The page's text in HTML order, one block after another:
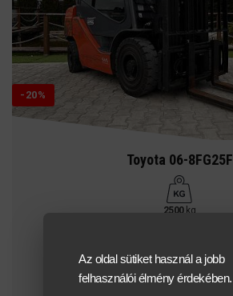
Az oldal sütiket használ a jobb
felhasználói élmény érdekében.
-20%
Toyota 06-8FG25F
2500kg
4200 mm